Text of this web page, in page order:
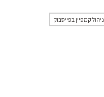
ניהול קמפיין בפייסבוק